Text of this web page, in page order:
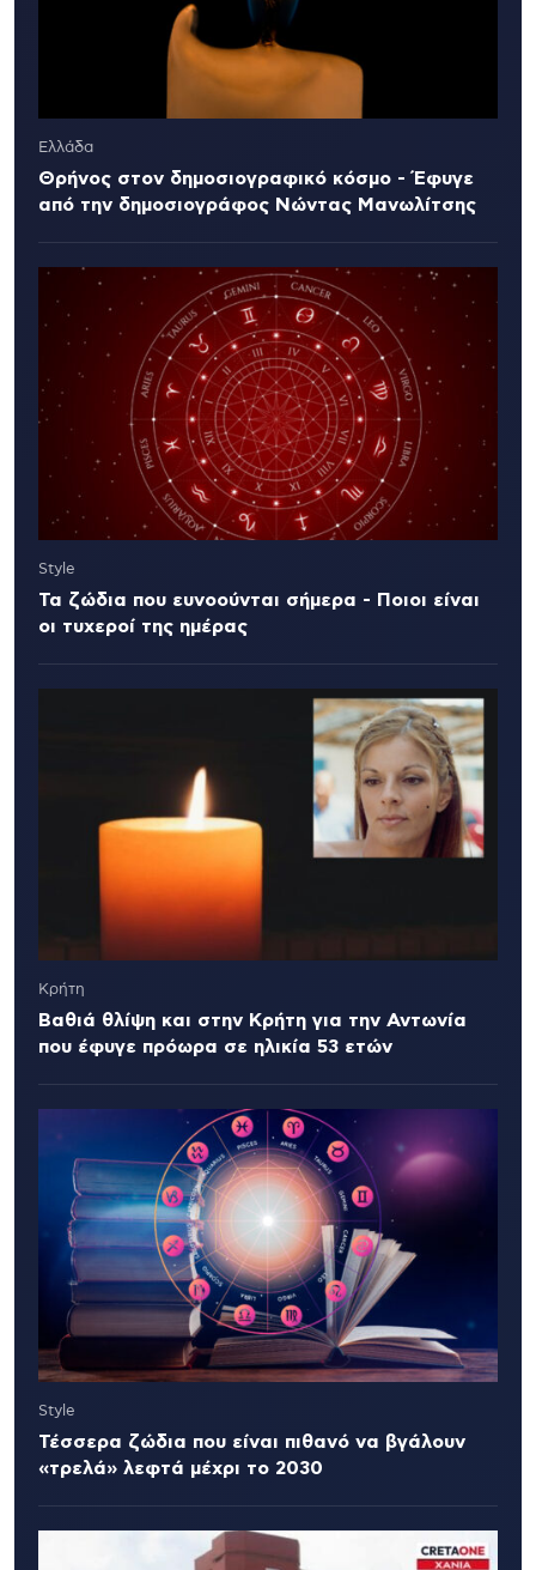
Ελλάδα
Θρήνος στον δημοσιογραφικό κόσμο - Έφυγε
από την δημοσιογράφος Νώντας Μανωλίτσης
Style
Τα ζώδια που ευνοούνται σήμερα - Ποιοι είναι
οι τυχεροί της ημέρας
Κρήτη
Βαθιά θλίψη και στην Κρήτη για την Αντωνία
που έφυγε πρόωρα σε ηλικία 53 ετών
Style
Τέσσερα ζώδια που είναι πιθανό να βγάλουν
«τρελά» λεφτά μέχρι το 2030